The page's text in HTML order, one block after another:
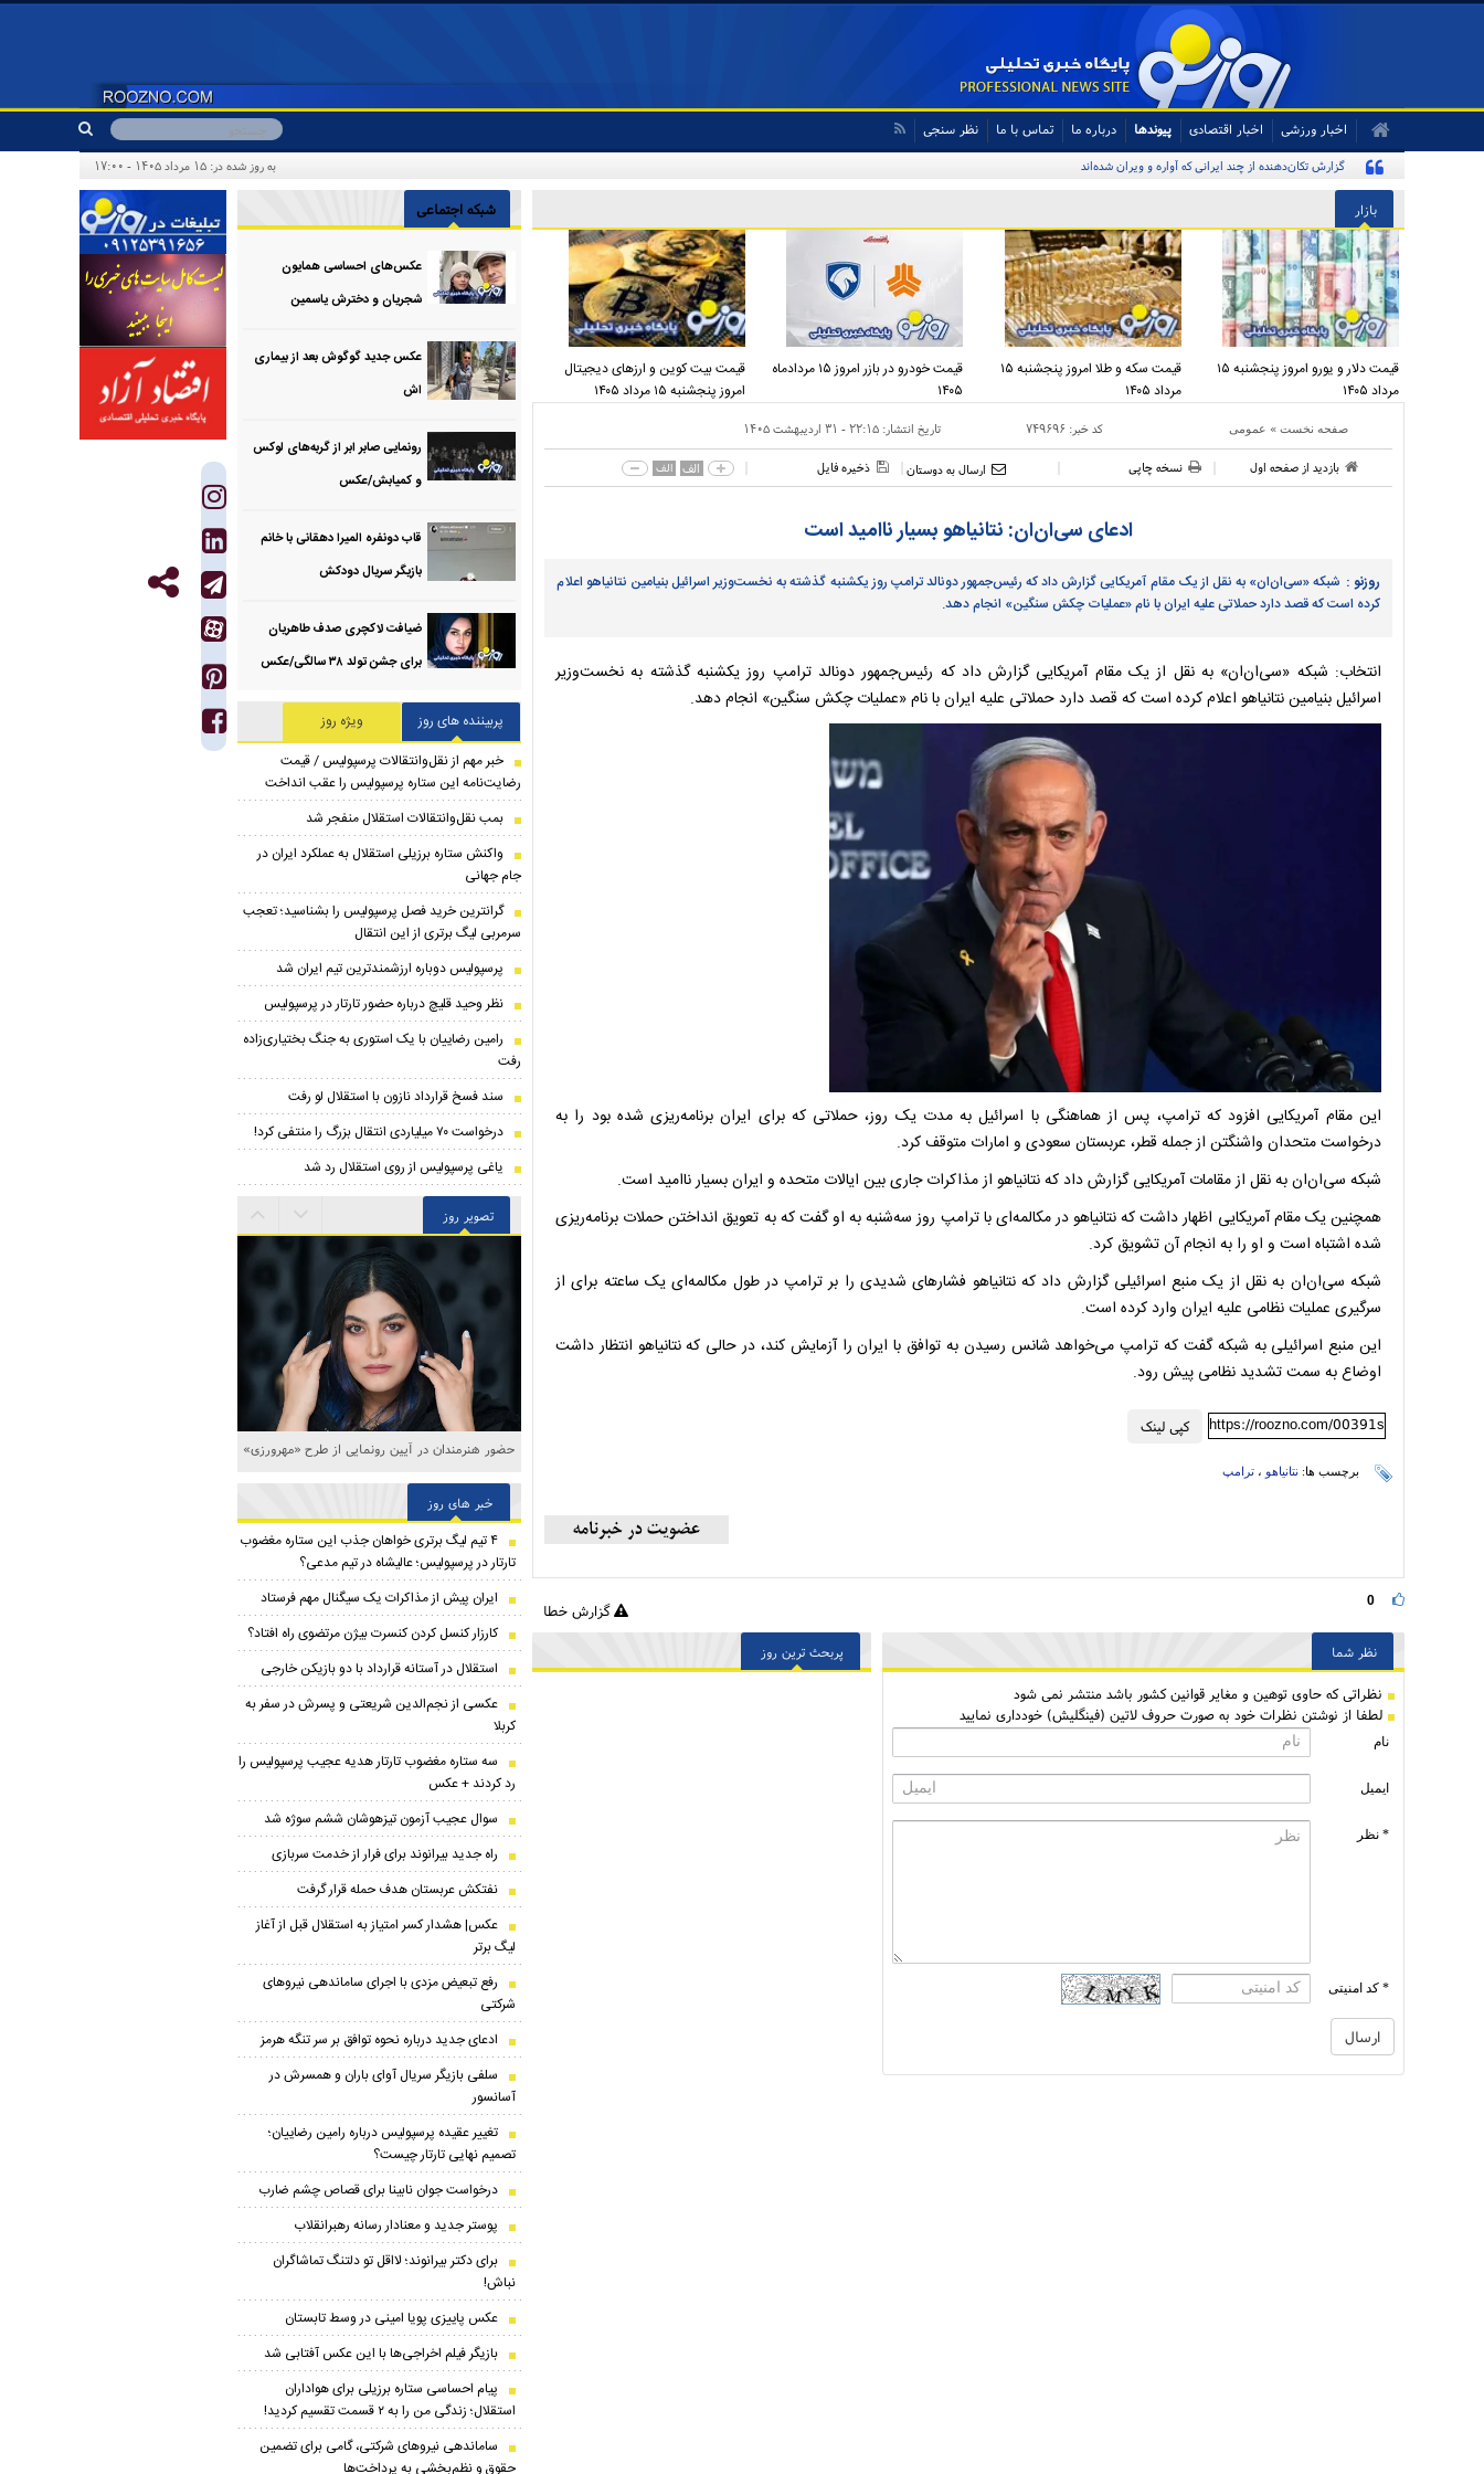
اخبار ورزشی اخبار اقتصادی پیوندها درباره ما تماس با ما نظر سنجی
گزارش تکان‌دهنده از چند ایرانی که آواره و ویران شده‌اند به روز شده در: ۱۵ مرداد ۱۴۰۵ - ۱۷:۰۰
بازار
قیمت دلار و یورو امروز پنجشنبه ۱۵
مرداد ۱۴۰۵
قیمت سکه و طلا امروز پنجشنبه ۱۵
مرداد ۱۴۰۵
قیمت خودرو در بازر امروز ۱۵ مردادماه
۱۴۰۵
قیمت بیت کوین و ارز‌های دیجیتال
امروز پنجشنبه ۱۵ مرداد ۱۴۰۵
صفحه نخست » عمومی کد خبر:۷۴۹۶۹۶ تاریخ انتشار:۲۲:۱۵ - ۳۱ ارديبهشت ۱۴۰۵
بازدید از صفحه اول نسخه چاپی ارسال به دوستان ذخیره فایل الف الف
ادعای سی‌ان‌ان: نتانیاهو بسیار ناامید است
روزنو : شبکه «سی‌ان‌ان» به نقل از یک مقام آمریکایی گزارش داد که رئیس‌جمهور دونالد ترامپ روز یکشنبه گذشته به نخست‌وزیر اسرائیل بنیامین نتانیاهو اعلام
کرده است که قصد دارد حملاتی علیه ایران با نام «عملیات چکش سنگین» انجام دهد.
انتخاب: شبکه «سی‌ان‌ان» به نقل از یک مقام آمریکایی گزارش داد که رئیس‌جمهور دونالد ترامپ روز یکشنبه گذشته به نخست‌وزیر
اسرائیل بنیامین نتانیاهو اعلام کرده است که قصد دارد حملاتی علیه ایران با نام «عملیات چکش سنگین» انجام دهد.
این مقام آمریکایی افزود که ترامپ، پس از هماهنگی با اسرائیل به مدت یک روز، حملاتی که برای ایران برنامه‌ریزی شده بود را به
درخواست متحدان واشنگتن از جمله قطر، عربستان سعودی و امارات متوقف کرد.
شبکه سی‌ان‌ان به نقل از مقامات آمریکایی گزارش داد که نتانیاهو از مذاکرات جاری بین ایالات متحده و ایران بسیار ناامید است.
همچنین یک مقام آمریکایی اظهار داشت که نتانیاهو در مکالمه‌ای با ترامپ روز سه‌شنبه به او گفت که به تعویق انداختن حملات برنامه‌ریزی
شده اشتباه است و او را به انجام آن تشویق کرد.
شبکه سی‌ان‌ان به نقل از یک منبع اسرائیلی گزارش داد که نتانیاهو فشارهای شدیدی را بر ترامپ در طول مکالمه‌ای یک ساعته برای از
سرگیری عملیات نظامی علیه ایران وارد کرده است.
این منبع اسرائیلی به شبکه گفت که ترامپ می‌خواهد شانس رسیدن به توافق با ایران را آزمایش کند، در حالی که نتانیاهو انتظار داشت
اوضاع به سمت تشدید نظامی پیش رود.
کپی لینک https://roozno.com/00391s
برچسب ها: نتانیاهو ، ترامپ
0 گزارش خطا
نظر شما
نظراتی كه حاوی توهین و مغایر قوانین کشور باشد منتشر نمی شود
لطفا از نوشتن نظرات خود به صورت حروف لاتین (فینگلیش) خودداری نمایید
نام
ایمیل
* نظر
* کد امنیتی
پربحث ترین روز
شبکه اجتماعی
عکس‌های احساسی همایون
شجریان و دخترش یاسمین
عکس جدید گوگوش بعد از بیماری
اش
رونمایی صابر ابر از گربه‌های لوکس
و کمیابش/عکس
قاب دونفره المیرا دهقانی با خانم
بازیگر سریال دودکش
ضیافت لاکچری صدف طاهریان
برای جشن تولد ۳۸ سالگی‌/عکس
پربیننده های روز
ویژه روز
خبر مهم از نقل‌وانتقالات پرسپولیس / قیمت
رضایت‌نامه این ستاره پرسپولیس را عقب انداخت
بمب نقل‌وانتقالات استقلال منفجر شد
واکنش ستاره برزیلی استقلال به عملکرد ایران در
جام جهانی
گرانترین خرید فصل پرسپولیس را بشناسید؛ تعجب
سرمربی لیگ برتری از این انتقال
پرسپولیس دوباره ارزشمندترین تیم ایران شد
نظر وحید قلیچ درباره حضور تارتار در پرسپولیس
رامین رضاییان با یک استوری به جنگ بختیاری‌زاده
رفت
سند فسخ قرارداد نازون با استقلال لو رفت
درخواست ۷۰ میلیاردی انتقال بزرگ را منتفی کرد!
یاغی پرسپولیس از روی استقلال رد شد
تصویر روز
حضور هنرمندان در آیین رونمایی از طرح «مهرورزی»
خبر های روز
۴ تیم لیگ برتری خواهان جذب این ستاره مغضوب
تارتار در پرسپولیس؛‌ عالیشاه در تیم مدعی؟
ایران پیش از مذاکرات یک سیگنال مهم فرستاد
کارزار کنسل کردن کنسرت بیژن مرتضوی راه افتاد؟
استقلال در آستانه قرارداد با دو بازیکن خارجی
عکسی از نجم‌الدین شریعتی و پسرش در سفر به
کربلا
سه ستاره مغضوب تارتار هدیه عجیب پرسپولیس را
رد کردند + عکس
سوال عجیب آزمون تیزهوشان ششم سوژه شد
راه جدید بیرانوند برای فرار از خدمت سربازی
نفتکش عربستان هدف حمله قرار گرفت
عکس| هشدار کسر امتیاز به استقلال قبل از آغاز
لیگ برتر
رفع تبعیض مزدی با اجرای ساماندهی نیروهای
شرکتی
ادعای جدید درباره نحوه توافق بر سر تنگه هرمز
سلفی بازیگر سریال آوای باران و همسرش در
آسانسور
تغییر عقیده پرسپولیس درباره رامین رضاییان؛
تصمیم نهایی تارتار چیست؟
درخواست جوان نابینا برای قصاص چشم ضارب
پوستر جدید و معنادار رسانه رهبرانقلاب
برای دکتر بیرانوند؛ لااقل تو دلتنگ تماشاگران
نباش!
عکس پاییزی پویا امینی در وسط تابستان
بازیگر فیلم اخراجی‌ها با این عکس آفتابی شد
پیام احساسی ستاره برزیلی برای هواداران
استقلال؛ زندگی من را به ۲ قسمت تقسیم کردید!
ساماندهی نیروهای شرکتی، گامی برای تضمین
حقوق و نظم‌بخشی به پرداخت‌ها